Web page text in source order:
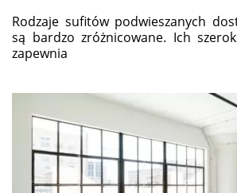
Rodzaje sufitów podwieszanych
są bardzo zróżnicowane. Ich
zapewnia